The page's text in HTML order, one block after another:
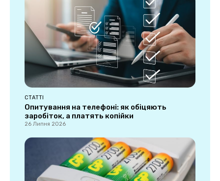
СТАТТІ
Опитування на телефоні: як обіцяють
заробіток, а платять копійки
26 Липня 2026